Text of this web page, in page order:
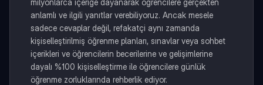
anlamlı ve ilgili yanıtlar verebiliyoruz. Ancak mesele
sadece cevaplar değil, refakatçi aynı zamanda
kişiselleştirilmiş öğrenme planları, sınavlar veya sohbet
içerikleri ve öğrencilerin becerilerine ve gelişimlerine
dayalı %100 kişiselleştirme ile öğrencilere günlük
öğrenme zorluklarında rehberlik ediyor.